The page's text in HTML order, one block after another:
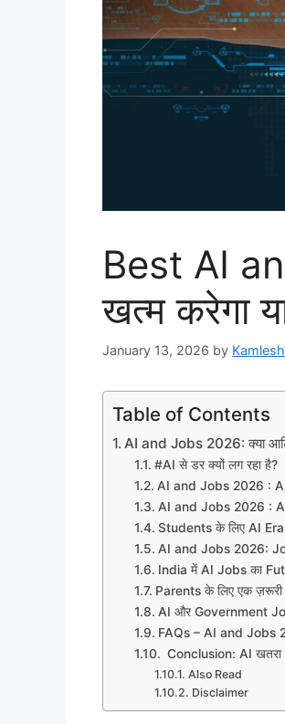
Best AI
खत्म करेगा
January 13, 2026 by Kamlesh
Table of Contents
AI and Jobs 2026: क्या
#AI से डर क्यों लग रहा है?
AI and Jobs 2026 : AI
AI and Jobs 2026 : AI
Students के लिए AI Era
AI and Jobs 2026:
India में AI Jobs का
Parents के लिए एक ज़रूरी
AI और Government
FAQs – AI and Jobs
Conclusion: AI खतरा
Also Read
Disclaimer